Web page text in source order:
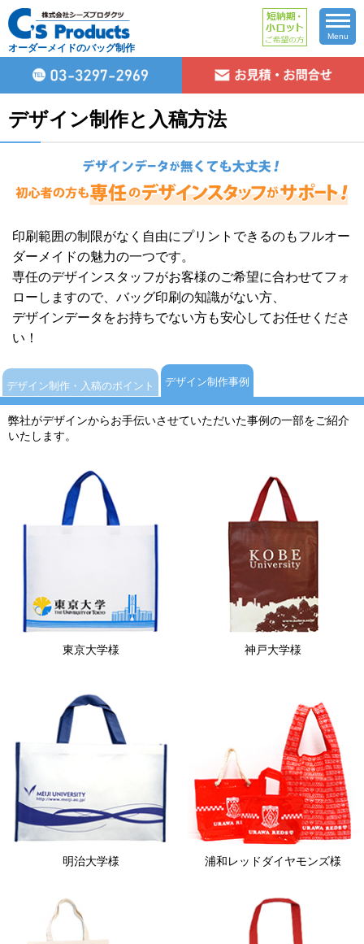
オーダーメイドのバッグ制作
Menu
デザイン制作と入稿方法
印刷範囲の制限がなく自由にプリントできるのもフルオー
ダーメイドの魅力の一つです。
専任のデザインスタッフがお客様のご希望に合わせてフォ
ローしますので、バッグ印刷の知識がない方、
デザインデータをお持ちでない方も安心してお任せくださ
い！
デザイン制作・入稿のポイント デザイン制作事例
弊社がデザインからお手伝いさせていただいた事例の一部をご紹介
いたします。
東京大学様 神戸大学様
明治大学様 浦和レッドダイヤモンズ様